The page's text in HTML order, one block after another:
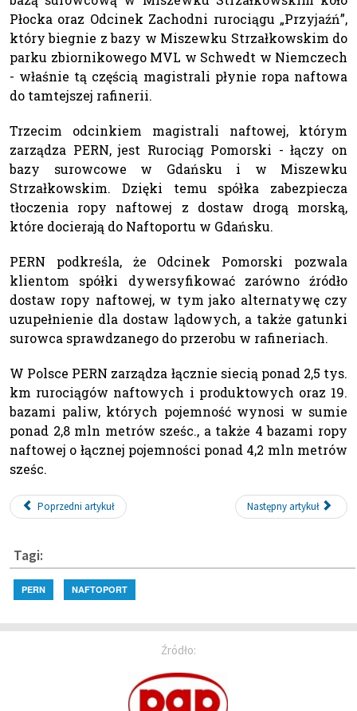
Płocka oraz Odcinek Zachodni rurociągu „Przyjaźń”,
który biegnie z bazy w Miszewku Strzałkowskim do
parku zbiornikowego MVL w Schwedt w Niemczech
- właśnie tą częścią magistrali płynie ropa naftowa
do tamtejszej rafinerii.
Trzecim odcinkiem magistrali naftowej, którym
zarządza PERN, jest Rurociąg Pomorski - łączy on
bazy surowcowe w Gdańsku i w Miszewku
Strzałkowskim. Dzięki temu spółka zabezpiecza
tłoczenia ropy naftowej z dostaw drogą morską,
które docierają do Naftoportu w Gdańsku.
PERN podkreśla, że Odcinek Pomorski pozwala
klientom spółki dywersyfikować zarówno źródło
dostaw ropy naftowej, w tym jako alternatywę czy
uzupełnienie dla dostaw lądowych, a także gatunki
surowca sprawdzanego do przerobu w rafineriach.
W Polsce PERN zarządza łącznie siecią ponad 2,5 tys.
km rurociągów naftowych i produktowych oraz 19.
bazami paliw, których pojemność wynosi w sumie
ponad 2,8 mln metrów sześc., a także 4 bazami ropy
naftowej o łącznej pojemności ponad 4,2 mln metrów
sześc.
Poprzedni artykuł Następny artykuł
Tagi:
PERN NAFTOPORT
Źródło: